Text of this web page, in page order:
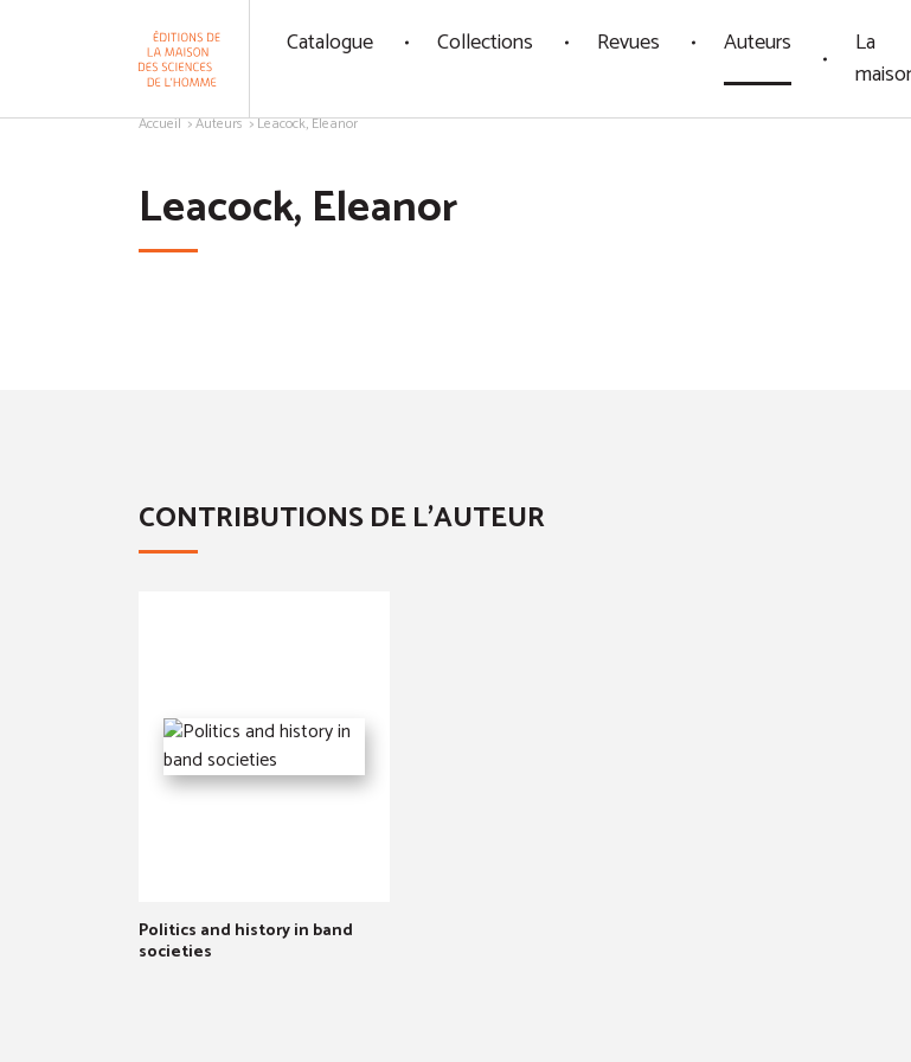
Catalogue Collections Revues Auteurs
La
Accueil Auteurs Leacock, Eleanor
Leacock, Eleanor
CONTRIBUTIONS DE L'AUTEUR
Politics and history in band
societies